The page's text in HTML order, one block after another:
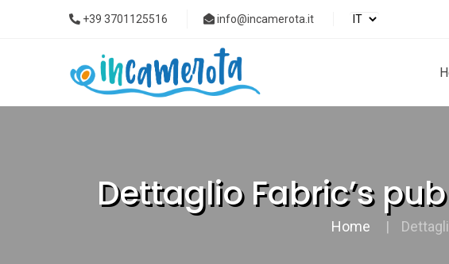
+39 3701125516 info@incamerota.it
Dettaglio Fabric’s
Home